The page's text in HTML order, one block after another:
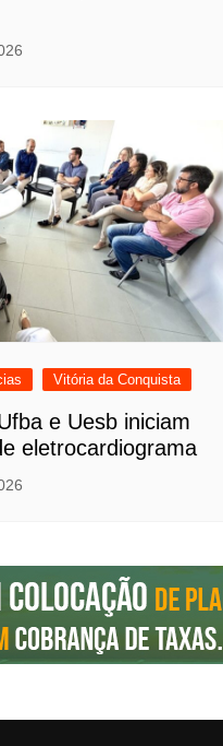
Vitória da Conquista
e Uesb iniciam
eletrocardiograma